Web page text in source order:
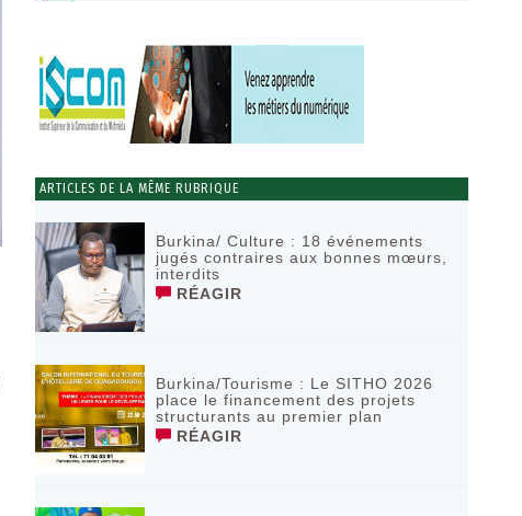
ARTICLES DE LA MÊME RUBRIQUE
Burkina/ Culture : 18 événements
jugés contraires aux bonnes mœurs,
interdits
RÉAGIR
Burkina/Tourisme : Le SITHO 2026
place le financement des projets
structurants au premier plan
RÉAGIR